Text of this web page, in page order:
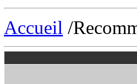
Accueil /